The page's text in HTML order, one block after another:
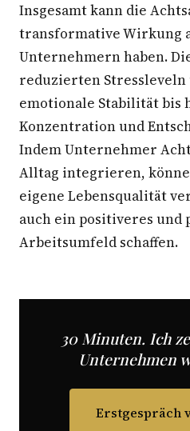
Insgesamt kann die
transformative Wirkung
Unternehmern haben.
reduzierten
emotionale Stabilität bis
Konzentration und
Indem Unternehmer
Alltag integrieren,
eigene Lebensqualität
auch ein positiveres und
Arbeitsumfeld schaffen.
30 Minuten. Ich
Unternehmen
Erstgespräch